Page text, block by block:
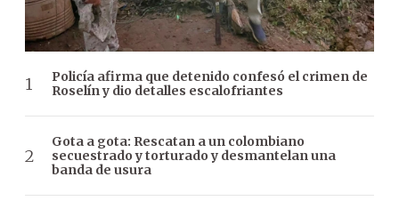
Policía afirma que detenido confesó el crimen de
Roselín y dio detalles escalofriantes
Gota a gota: Rescatan a un colombiano
secuestrado y torturado y desmantelan una
banda de usura